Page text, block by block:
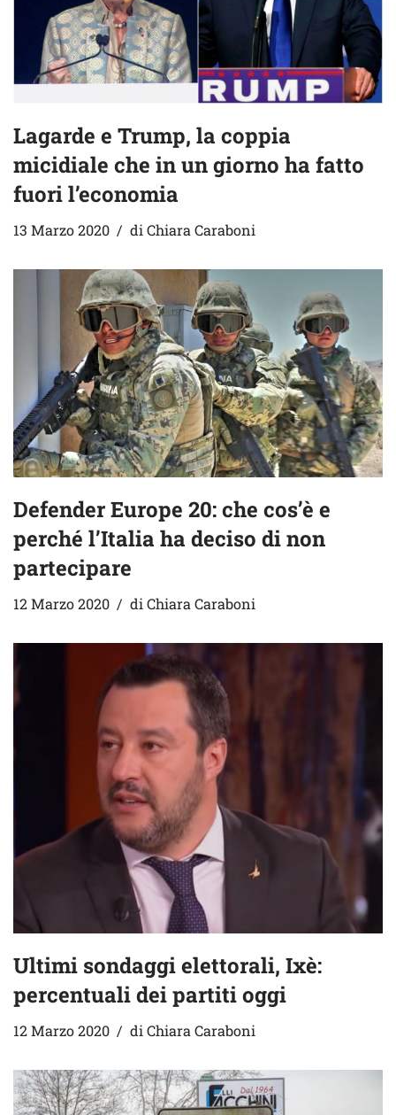
Lagarde e Trump, la coppia
micidiale che in un giorno ha fatto
fuori l’economia
13 Marzo 2020 di Chiara Caraboni
Defender Europe 20: che cos’è e
perché l’Italia ha deciso di non
partecipare
12 Marzo 2020 diChiara Caraboni
Ultimi sondaggi elettorali, Ixè:
percentuali dei partiti oggi
12 Marzo 2020 diChiara Caraboni